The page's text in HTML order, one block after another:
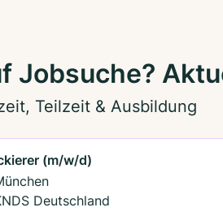
Jobsuche?
Teilzeit & Ausbildung
(m/w/d)
Deutschland